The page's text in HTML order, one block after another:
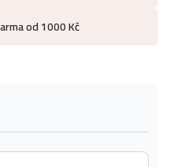
od 1000 Kč